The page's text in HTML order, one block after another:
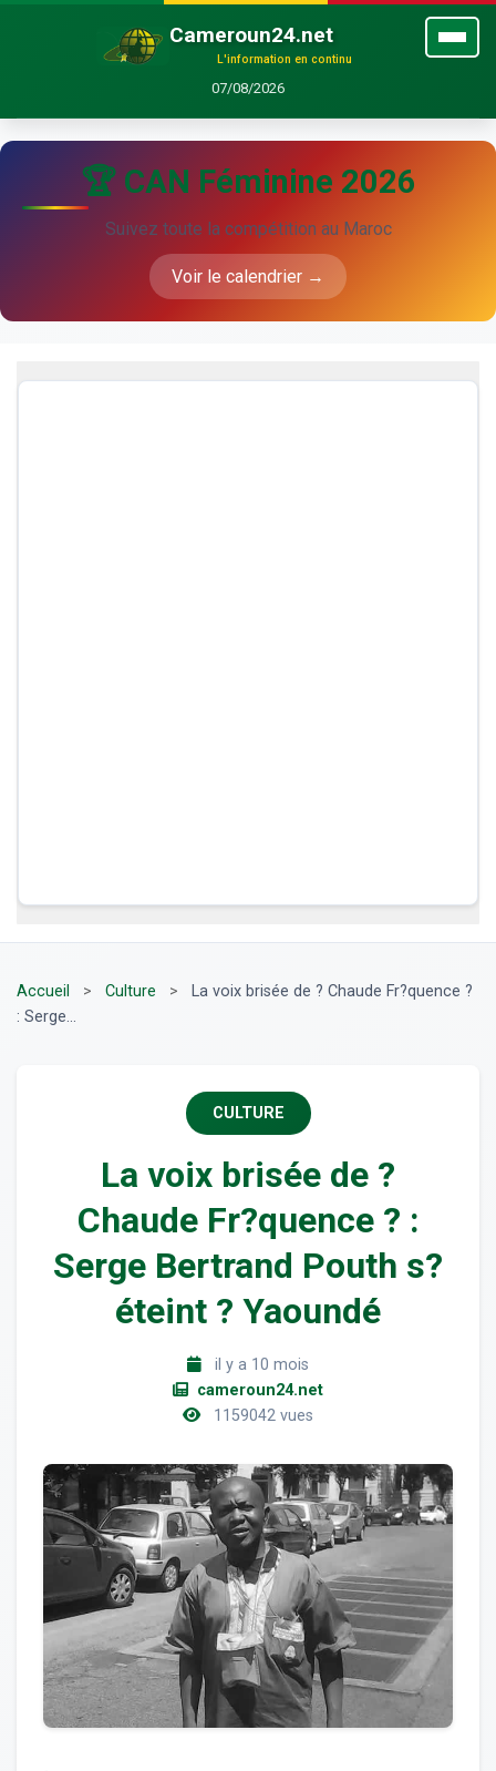
Cameroun24.net
L'information en continu
07/08/2026
🏆 CAN Féminine 2026
Suivez toute la compétition au Maroc
Voir le calendrier →
Accueil > Culture >
La voix brisée de ? Chaude Fr?quence ?
: Serge...
CULTURE
La voix brisée de ?
Chaude Fr?quence ? :
Serge Bertrand Pouth s?
éteint ? Yaoundé
il y a 10 mois
cameroun24.net
1159042 vues